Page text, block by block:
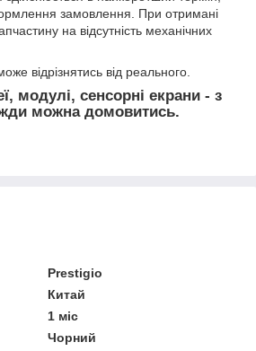
замовлення. При отримані
на відсутність механічних
відрізнятись від реального.
модулі, сенсорні екрани - з
можна домовитись.
Prestigio
Китай
1 міс
Чорний